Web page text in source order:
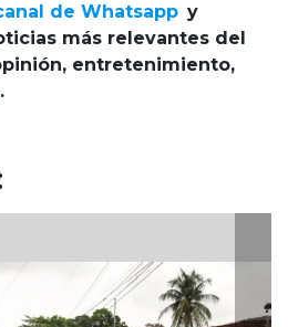
de Whatsapp y
más relevantes del
entretenimiento,